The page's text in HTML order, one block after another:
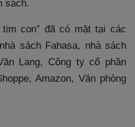
sách.
con” đã có mặt tại các
sách Fahasa, nhà sách
Lang, Công ty cổ phần
Amazon, Văn phòng